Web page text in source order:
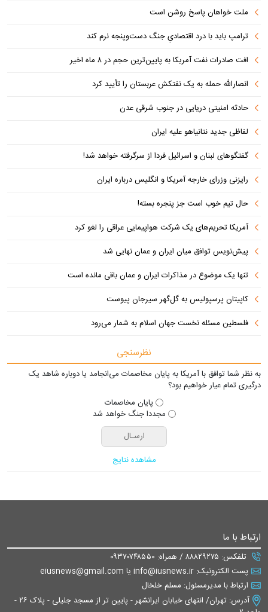
ملت خواهان پاسخ روشن است
ترامپ باید با درد اقتصادیِ جنگ دست‌و‌پنجه نرم کند
افت صادرات نفت آمریکا به پایین‌ترین حجم در ۸ ماه اخیر
انصارالله حمله به یک نفتکش عربستان را تأیید کرد
حادثه امنیتی دریایی در جنوب شرقی عدن
لفاظی جدید نتانیاهو علیه ایران
گفتگوهای لبنان و اسرائیل فردا از سرگرفته خواهد شد!
رایزنی وزرای خارجه آمریکا و انگلیس درباره ایران
حال تیم خوب است جز پنجره بسته!
آمریکا تحریم‌های یک شرکت هواپیمایی عراقی را لغو کرد
پیش‌نویس توافق میان ایران و عمان نهایی شد
تنها یک موضوع در مذاکرات ایران و عمان باقی مانده است
کاپیتان پرسپولیس به گل‌گهر سیرجان پیوست
فلسطین مسئله نخست جهان اسلام به شمار می‌رود
نظرسنجی
به نظر شما توافق با آمریکا به پایان مخاصمات می‌انجامد یا دوباره شاهد یک
درگیری تمام عیار خواهیم بود؟
پایان مخاصمات
مجددا جنگ خواهد شد
مشاهده نتایج
ارتباط با ما
تلفکس: ۸۸۸۲۹۲۷۵ / همراه: ۰۹۳۷۰۷۴۸۵۵۰
پست الکترونیک: info@iusnews.ir یا eiusnews@gmail.com
ارتباط با مدیرمسئول: مسلم خلخال
آدرس: تهران/ انتهای خیابان ایرانشهر - پایین تر از مسجد جلیلی - پلاک ۲۶ -